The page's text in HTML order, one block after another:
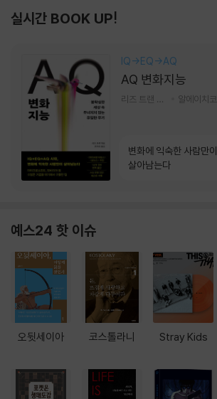
실시간 BOOK UP!
IQ→EQ→AQ
AQ 변화지능
변화에 익숙한 사람만이
살아남는다
예스24 핫 이슈
오뒷세이아 코스톨라니 Stray Kids